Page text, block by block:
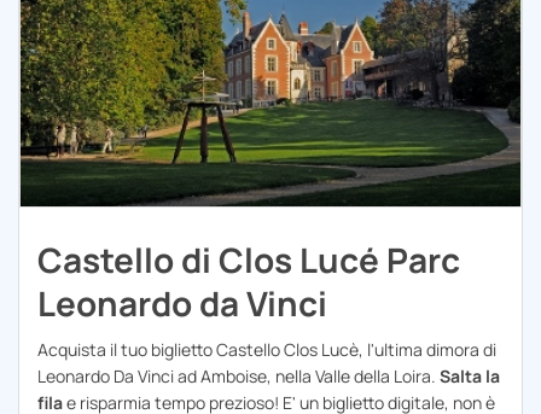
Castello di Clos Lucé Parc
Leonardo da Vinci
Acquista il tuo biglietto Castello Clos Lucè, l'ultima dimora di
Leonardo Da Vinci ad Amboise, nella Valle della Loira. Salta la
filae risparmia tempo prezioso! E' un biglietto digitale, non è